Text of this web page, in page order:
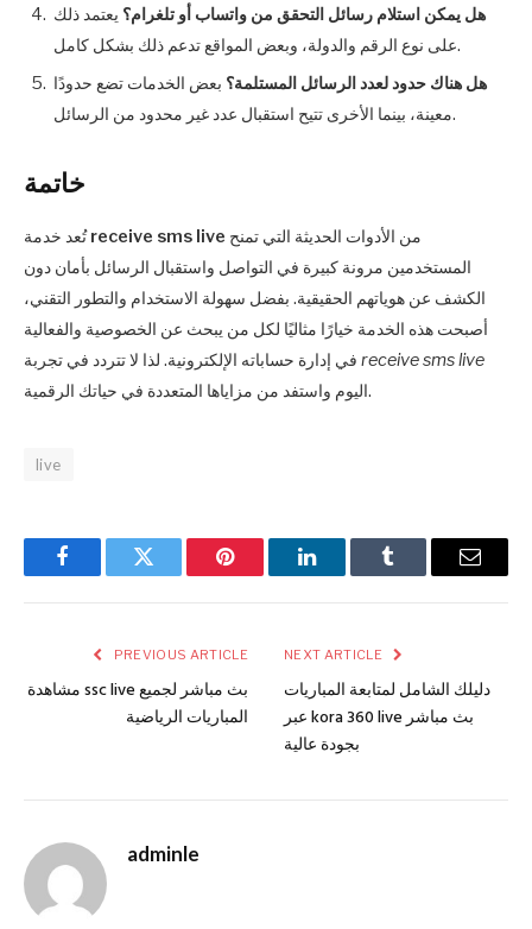
هل يمكن استلام رسائل التحقق من واتساب أو تلغرام؟ يعتمد ذلك
على نوع الرقم والدولة، وبعض المواقع تدعم ذلك بشكل كامل.
هل هناك حدود لعدد الرسائل المستلمة؟ بعض الخدمات تضع حدودًا
معينة، بينما الأخرى تتيح استقبال عدد غير محدود من الرسائل.
خاتمة
تُعد خدمةreceive sms live
المستخدمين مرونة كبيرة في التواصل واستقبال الرسائل بأمان دون
الكشف عن هوياتهم الحقيقية. بفضل سهولة الاستخدام والتطور التقني،
أصبحت هذه الخدمة خيارًا مثاليًا لكل من يبحث عن الخصوصية والفعالية
receive sms live
اليوم واستفد من مزاياها المتعددة في حياتك الرقمية.
live
FacebookTwitter Pinterest LinkedInTumblr Email
PREVIOUS ARTICLE
مشاهدة ssc live بث مباشر لجميع
المباريات الرياضية
NEXT ARTICLE
دليلك الشامل لمتابعة المباريات
عبر kora 360 live بث مباشر
بجودة عالية
adminle